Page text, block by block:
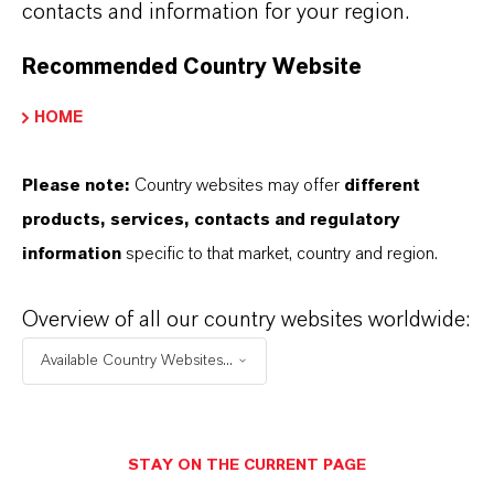
Minimierung des Kontakts mit
potenziellen Überträgern wie
Wildschweinen. Die konsequente
unterstützt durch kontinuierliche
Schulung des Personals, ist
Einschleppung und Ausbreitung der
Krankheit zu verringern.
contacts and information for your region.
Recommended Country Website
HOME
Please note: Country websites may offer different
products, services, contacts and regulatory
information specific to that market, country and region.
Overview of all our country websites worldwide:
Available Country Websites...
STAY ON THE CURRENT PAGE